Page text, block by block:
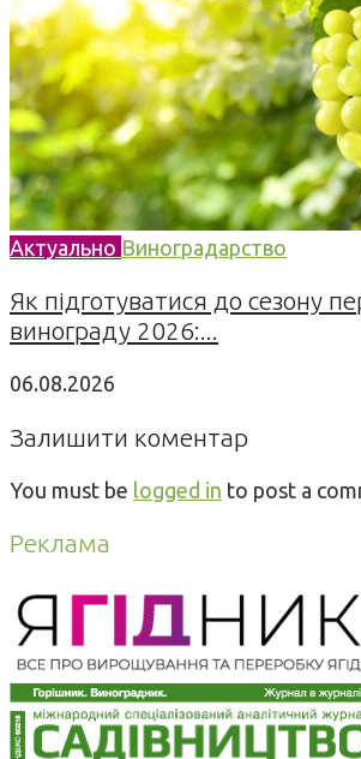
Актуально Виноградарство
Як підготуватися до сезону
винограду 2026:...
06.08.2026
Залишити коментар
You must be logged in to post a
Реклама